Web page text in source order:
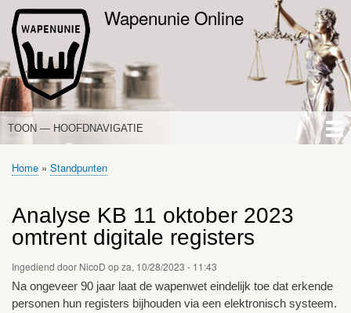
Overslaan
en
Wapenunie Online
HOOFDNAVIGATIE
TOON — HOOFDNAVIGATIE
HOME
NIEUWS
DE WAPENWET
STANDPUNTEN
PORTALEN
OVER WAPENUNIE
Kruimelpad
Home Standpunten
Analyse KB 11 oktober 2023
omtrent digitale registers
Ingediend door NicoD opza, 10/28/2023 - 11:43
Na ongeveer 90 jaar laat de wapenwet eindelijk toe dat erkende
personen hun registers bijhouden via een elektronisch systeem.